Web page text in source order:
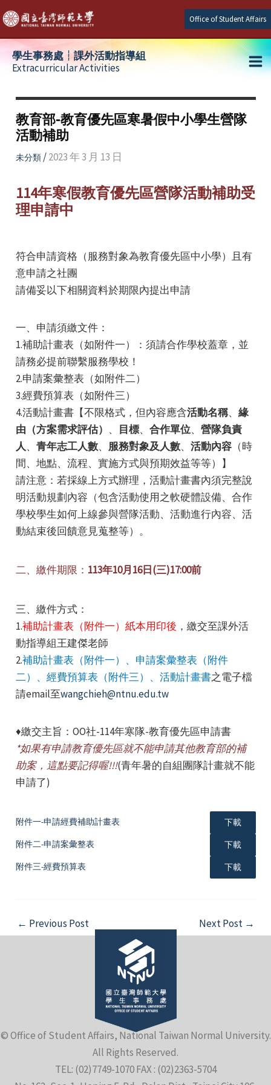
Skip
to
content
Office of Student Affairs
學生事務處┆課外活動指導組
Extracurricular Activities
教育部-教育優先區寒暑假中小學生營隊
活動補助
未分類/2023 年 3 月 13 日
114年寒假教育優先區營隊活動補助受
理申請中
符合申請資格（服務對象為教育優先區中小學）且有
意申請之社團
請備妥以下相關資料於期限內提出申請
一、申請須繳文件：
1.補助計畫表（如附件一）：須請合作學校蓋章，並
請務必提前聯繫服務學校！
2.申請案彙整表（如附件二）
3.經費預算表（如附件三）
4.活動計畫書【不限格式，但內容應含活動名稱、 緣
由（方案需求評估） 、 目標、 合作單位、 營隊負責
人、 青年志工人數、 服務對象及人數、 活動內容（時
間、地點、流程、實施方式與預期效益等等）】
請注意：若採線上方式辦理，活動計畫書內須完整說
明活動規劃內容（包含活動使用之軟硬體設備、合作
學校學生如何上線參與營隊活動、活動進行內容、活
動結束後回饋意見蒐整等）。
二、繳件期限： 113年10月16日(三)17:00前
三、繳件方式：
1.補助計畫表（附件一）紙本用印後 ，繳交至課外活
動指導組王建傑老師
2.補助計畫表（附件一）、申請案彙整表（附件
二）、經費預算表（附件三）、活動計畫書之電子檔
請email至wangchieh@ntnu.edu.tw
♦繳交主旨：OO社-114年寒隊-教育優先區申請書
*如果有申請教育優先區就不能申請其他教育部的補
助案，這點要記得喔!!!(青年暑的自組團隊計畫就不能
申請了)
附件一-申請經費補助計畫表 下載
附件二-申請案彙整表 下載
附件三-經費預算表 下載
Post
navigation
← Previous Post Next Post →
© Office of Student Affairs, National Taiwan Normal University.
All Rights Reserved.
TEL: (02)7749-1070 FAX : (02)2363-5704